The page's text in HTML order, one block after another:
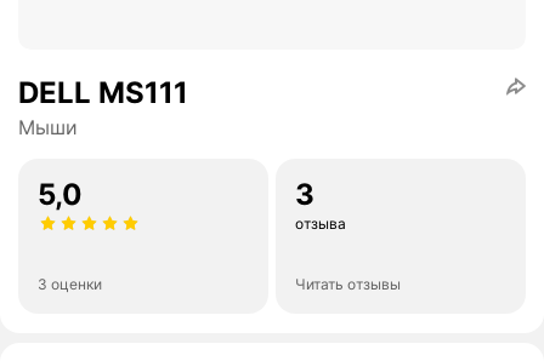
DELL MS111
Мыши
5,0
3 оценки
3
отзыва
Читать отзывы